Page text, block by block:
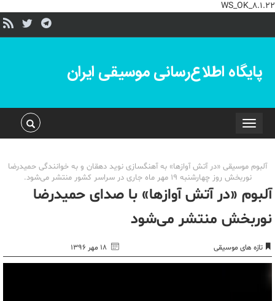
WS_OK_8.1.22
پایگاه اطلاع‌رسانی موسیقی ایران
Toggle
navigation
آلبوم موسیقی «در آتش آوازها» به آهنگسازی نوید دهقان و به خوانندگی حمیدرضا
نوربخش روز چهارشنبه ۱۹ مهر ماه جاری در سراسر کشور منتشر می‌شود.
آلبوم «در آتش آوازها» با صدای حمیدرضا
نوربخش منتشر می‌شود
تازه های موسیقی ۱۸ مهر ۱۳۹۶